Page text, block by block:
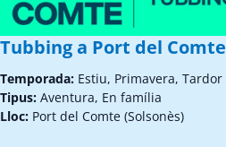
Tubbing a Port del Comte
Temporada: Estiu, Primavera, Tardor
Tipus: Aventura, En família
Lloc: Port del Comte (Solsonès)